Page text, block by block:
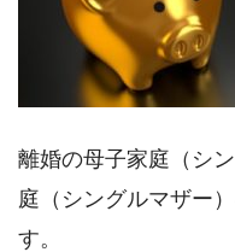
離婚の母子家庭（シ
庭（シングルマザー
す。